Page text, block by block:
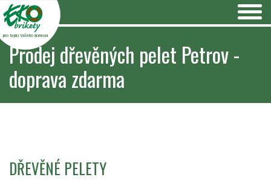
pro teplo Vašeho domova
Prodej dřevěných pelet Petrov -
doprava zdarma
DŘEVĚNÉ PELETY